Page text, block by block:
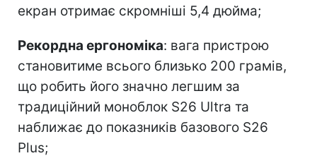
екран отримає скромніші 5,4 дюйма;
Рекордна ергономіка: вага пристрою
становитиме всього близько 200 грамів,
що робить його значно легшим за
традиційний моноблок S26 Ultra та
наближає до показників базового S26
Plus;